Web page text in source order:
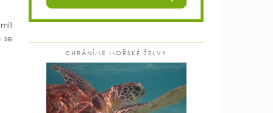
se
CHRÁNÍME MOŘSKÉ ŽELVY